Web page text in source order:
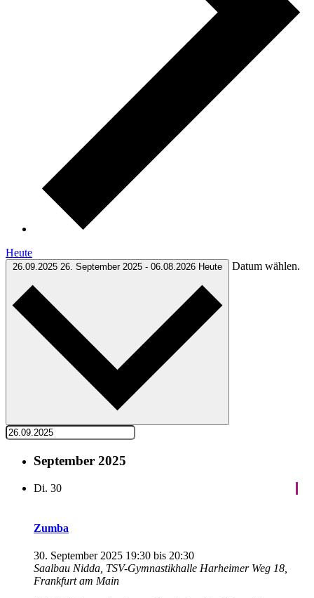
Heute
26.09.2025 26. September 2025 - 06.08.2026 Heute Datum wählen.
September 2025
Di. 30
Zumba
30. September 2025 19:30 bis 20:30
Saalbau Nidda, TSV-Gymnastikhalle Harheimer Weg 18,
Frankfurt am Main